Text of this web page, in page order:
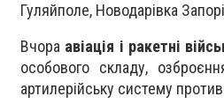
Гуляйполе, Новодарівка
Вчора авіація і ракетні
особового складу,
артилерійську систему